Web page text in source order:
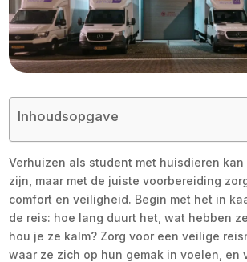
Inhoudsopgave
Verhuizen als student met huisdieren
zijn, maar met de juiste voorbereiding
comfort en veiligheid. Begin met het in
de reis: hoe lang duurt het, wat hebben
hou je ze kalm? Zorg voor een veilige
waar ze zich op hun gemak in voelen, en